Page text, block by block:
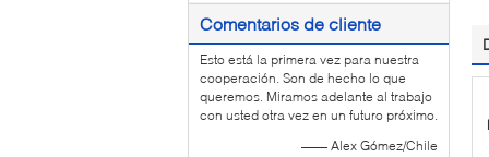
Comentarios de cliente
Esto está la primera vez para nuestra
cooperación. Son de hecho lo que
queremos. Miramos adelante al trabajo
con usted otra vez en un futuro próximo.
—— Alex Gómez/Chile